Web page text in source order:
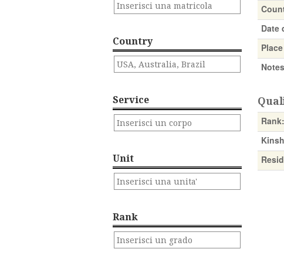
Country
Service
Unit
Rank
Date
Rank: